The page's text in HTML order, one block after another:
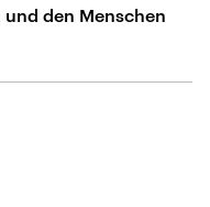
den Menschen